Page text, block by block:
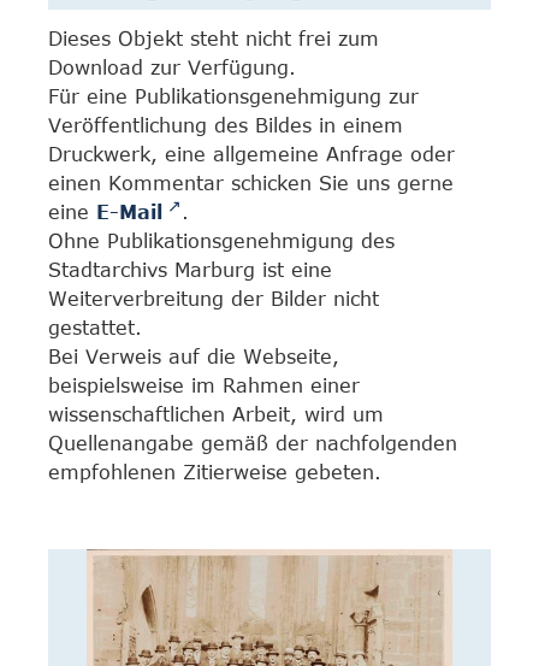
Dieses Objekt steht nicht frei zum
Download zur Verfügung.
Für eine Publikationsgenehmigung zur
Veröffentlichung des Bildes in einem
Druckwerk, eine allgemeine Anfrage oder
einen Kommentar schicken Sie uns gerne
eine E-Mail
.
Ohne Publikationsgenehmigung des
Stadtarchivs Marburg ist eine
Weiterverbreitung der Bilder nicht
gestattet.
Bei Verweis auf die Webseite,
beispielsweise im Rahmen einer
wissenschaftlichen Arbeit, wird um
Quellenangabe gemäß der nachfolgenden
empfohlenen Zitierweise gebeten.